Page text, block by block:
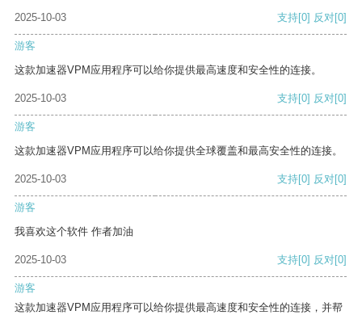
2025-10-03 支持[0] 反对[0]
游客
这款加速器VPM应用程序可以给你提供最高速度和安全性的连接。
2025-10-03 支持[0] 反对[0]
游客
这款加速器VPM应用程序可以给你提供全球覆盖和最高安全性的连接。
2025-10-03 支持[0] 反对[0]
游客
我喜欢这个软件 作者加油
2025-10-03 支持[0] 反对[0]
游客
这款加速器VPM应用程序可以给你提供最高速度和安全性的连接，并帮